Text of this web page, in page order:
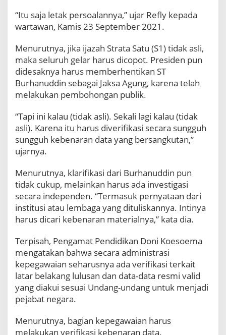
“Itu saja letak persoalannya,” ujar Refly kepada
wartawan, Kamis 23 September 2021.
Menurutnya, jika ijazah Strata Satu (S1) tidak asli,
maka seluruh gelar harus dicopot. Presiden pun
didesaknya harus memberhentikan ST
Burhanuddin sebagai Jaksa Agung, karena telah
melakukan pembohongan publik.
“Tapi ini kalau (tidak asli). Sekali lagi kalau (tidak
asli). Karena itu harus diverifikasi secara sungguh
sungguh kebenaran data yang bersangkutan,”
ujarnya.
Menurutnya, klarifikasi dari Burhanuddin pun
tidak cukup, melainkan harus ada investigasi
secara independen. “Termasuk pernyataan dari
institusi atau lembaga yang dituliskannya. Intinya
harus dicari kebenaran materialnya,” kata dia.
Terpisah, Pengamat Pendidikan Doni Koesoema
mengatakan bahwa secara administrasi
kepegawaian seharusnya ada verifikasi terkait
latar belakang lulusan dan data-data resmi valid
yang diakui sesuai Undang-undang untuk menjadi
pejabat negara.
Menurutnya, bagian kepegawaian harus
melakukan verifikasi kebenaran data.